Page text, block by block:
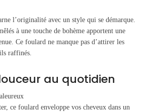
l’originalité avec un style qui se démarque.
à une touche de bohème apportent une
Ce foulard ne manque pas d’attirer les
raffinés.
au quotidien
ce foulard enveloppe vos cheveux dans un